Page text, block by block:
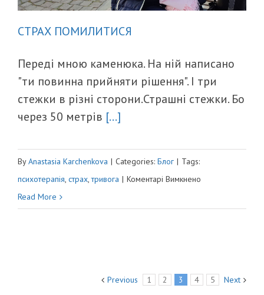
СТРАХ ПОМИЛИТИСЯ
Переді мною каменюка. На ній написано
"ти повинна прийняти рішення". І три
стежки в різні сторони.Страшні стежки. Бо
через 50 метрів [...]
ByAnastasia Karchenkova | Categories: Блог | Tags:
психотерапія, страх,тривога | Коментарі Вимкнено
Read More
Previous 1 2 3 4 5 Next